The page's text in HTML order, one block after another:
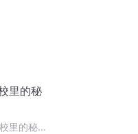
里的秘
里的秘